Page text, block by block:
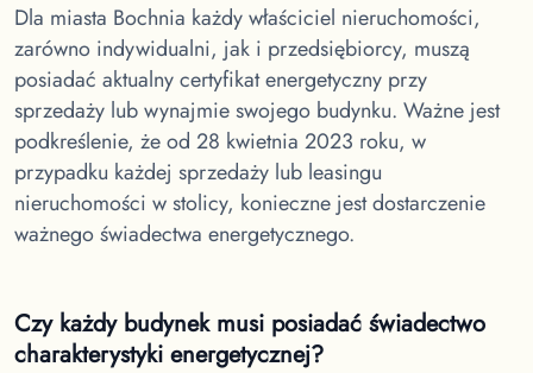
Dla miasta Bochnia każdy właściciel nieruchomości,
zarówno indywidualni, jak i przedsiębiorcy, muszą
posiadać aktualny certyfikat energetyczny przy
sprzedaży lub wynajmie swojego budynku. Ważne jest
podkreślenie, że od 28 kwietnia 2023 roku, w
przypadku każdej sprzedaży lub leasingu
nieruchomości w stolicy, konieczne jest dostarczenie
ważnego świadectwa energetycznego.
Czy każdy budynek musi posiadać świadectwo
charakterystyki energetycznej?